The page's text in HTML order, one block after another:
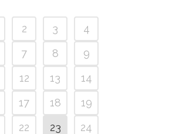
2 3
4
7 8
9
12 13
14
17 18
19
22 23
24